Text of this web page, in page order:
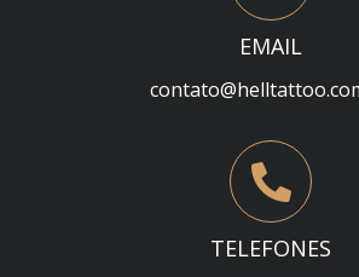
EMAIL
TELEFONES